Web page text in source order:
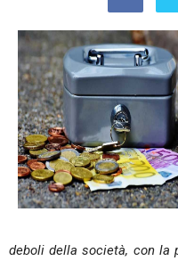
deboli della società, con la